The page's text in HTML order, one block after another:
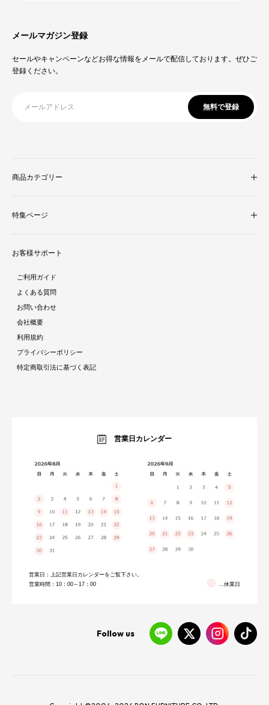
メールマガジン登録
セールやキャンペーンなどお得な情報をメールで配信しております。ぜひご
登録ください。
無料で登録
商品カテゴリー
照明・ライト
ダイニング
ソファ・クッション
チェア・座椅子
デスク
ミラー・ドレッサー
パーテーション・衝立
ベッド・寝具
特集ページ
人気商品ランキング
お客様サポート
ご利用ガイド
よくある質問
お問い合わせ
会社概要
利用規約
プライバシーポリシー
特定商取引法に基づく表記
営業日カレンダー
営業日：上記営業日カレンダーをご覧下さい。
営業時間：10：00～17：00
…休業日
Follow us